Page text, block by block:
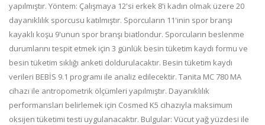
yapılmıştır. Yöntem: Çalışmaya 12'si erkek 8'i kadın olmak üzere 20
dayanıklılık sporcusu katılmıştır. Sporcuların 11'inin spor branşı
kayaklı koşu 9'unun spor branşı biatlondur. Sporcuların beslenme
durumlarını tespit etmek için 3 günlük besin tüketim kaydı formu ve
besin tüketim sıklığı anketi doldurulacaktır. Besin tüketim kaydı
verileri BEBİS 9.1 programı ile analiz edilecektir. Tanita MC 780 MA
cihazı ile antropometrik ölçümleri yapılmıştır. Dayanıklılık
performansları belirlemek için Cosmed K5 cihazıyla maksimum
oksijen tüketimi testi uygulanacaktır. Bulgular: Vücut yağ yüzdesi ile